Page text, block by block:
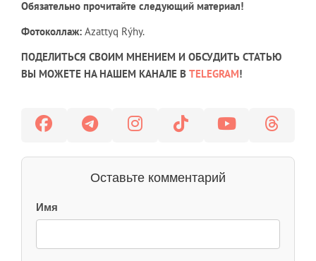
Обязательно прочитайте следующий материал!
Фотоколлаж: Azattyq Rýhy.
ПОДЕЛИТЬСЯ СВОИМ МНЕНИЕМ И ОБСУДИТЬ СТАТЬЮ
ВЫ МОЖЕТЕ НА НАШЕМ КАНАЛЕ В TELEGRAM!
Оставьте комментарий
Имя